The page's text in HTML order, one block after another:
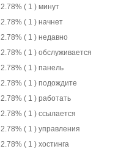
2.78% ( 1 ) минут
2.78% ( 1 ) начнет
2.78% ( 1 ) недавно
2.78% ( 1 ) обслуживается
2.78% ( 1 ) панель
2.78% ( 1 ) подождите
2.78% ( 1 ) работать
2.78% ( 1 ) ссылается
2.78% ( 1 ) управления
2.78% ( 1 ) хостинга